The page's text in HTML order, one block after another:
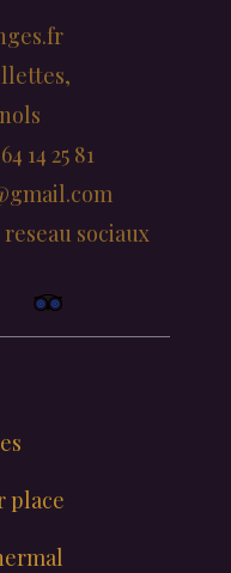
14 25 81
sociaux
place